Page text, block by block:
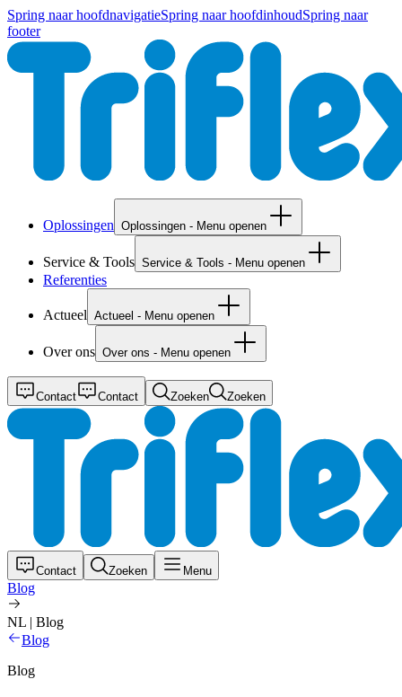
Spring naar hoofdnavigatieSpring naar hoofdinhoudSpring naar
footer
Oplossingen Oplossingen - Menu openen
Service & Tools Service & Tools - Menu openen
Referenties
Actueel Actueel - Menu openen
Over ons Over ons - Menu openen
Contact Contact Zoeken Zoeken
Contact Zoeken Menu
Blog
NL | Blog
Blog
Blog